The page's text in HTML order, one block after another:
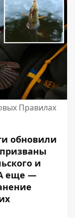
Правилах
обновили
и
еще —